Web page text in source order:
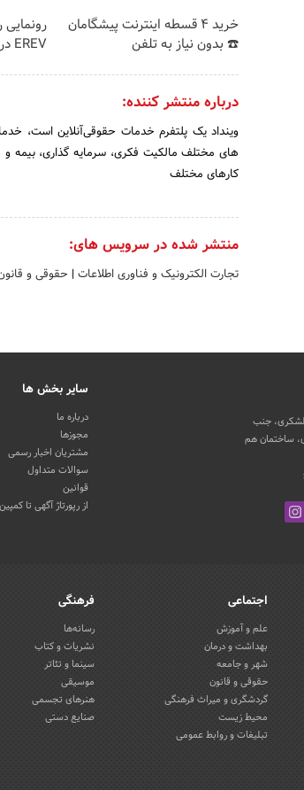
خرید 4 قسطه اینترنت پیشگامان
☎️ بدون نیاز به تلفن
EREV در ایران
درباره منتشر کننده:
وینداد یک پلتفرم خدمات حقوقی‌آنلاین است،
های مختلف مالکیت فکری، سرمایه گذاری،
کارهای مختلف
منتشر شده در سرویس های:
تجارت الکترونیک و فناوری اطلاعات | حقوقی و
لشکری، جنب
ساختمان هم
سایر بخش ها
درباره ما
مجوزها
مشتریان اخبار رسمی
سوالات متداول
قوانین
از رپورتاژ آگهی تا
اجتماعی
علم و آموزش
بهداشت و درمان
شهر و جامعه
حقوقی و قانون
گردشگری و میراث فرهنگی
محیط زیست
تبلیغات و روابط عمومی
فرهنگی
رسانه‌ها
نشریات و کتاب
سینما و تئاتر
موسیقی
هنرهای تجسمی
صنایع دستی